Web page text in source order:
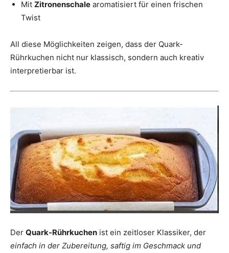
Mit Zitronenschale aromatisiert für einen frischen
Twist
All diese Möglichkeiten zeigen, dass der Quark-
Rührkuchen nicht nur klassisch, sondern auch kreativ
interpretierbar ist.
Der Quark-Rührkuchen ist ein zeitloser Klassiker, der
einfach in der Zubereitung, saftig im Geschmack und